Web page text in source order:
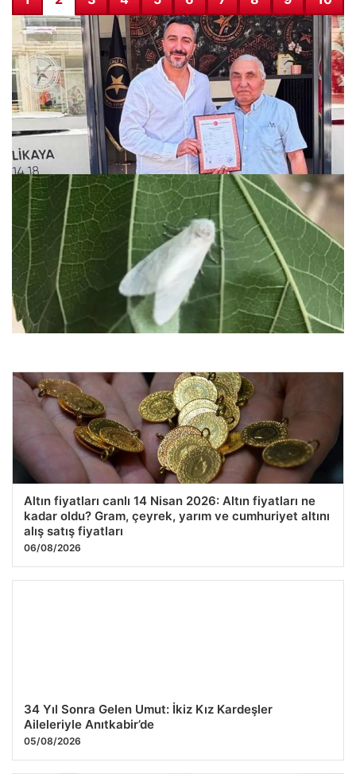
Emlakçıyı öldürüp, intihar etti
29.07.2026 05:18
İklim sözlüğü: İstilacı türler
29.07.2026 05:18
Altın fiyatları canlı 14 Nisan 2026: Altın fiyatları ne
kadar oldu? Gram, çeyrek, yarım ve cumhuriyet altını
alış satış fiyatları
06/08/2026
34 Yıl Sonra Gelen Umut: İkiz Kız Kardeşler
Aileleriyle Anıtkabir’de
05/08/2026